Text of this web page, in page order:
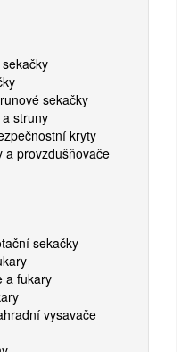
sekačky
struny
kryty
a provzdušňovače
sekačky
a fukary
vysavače